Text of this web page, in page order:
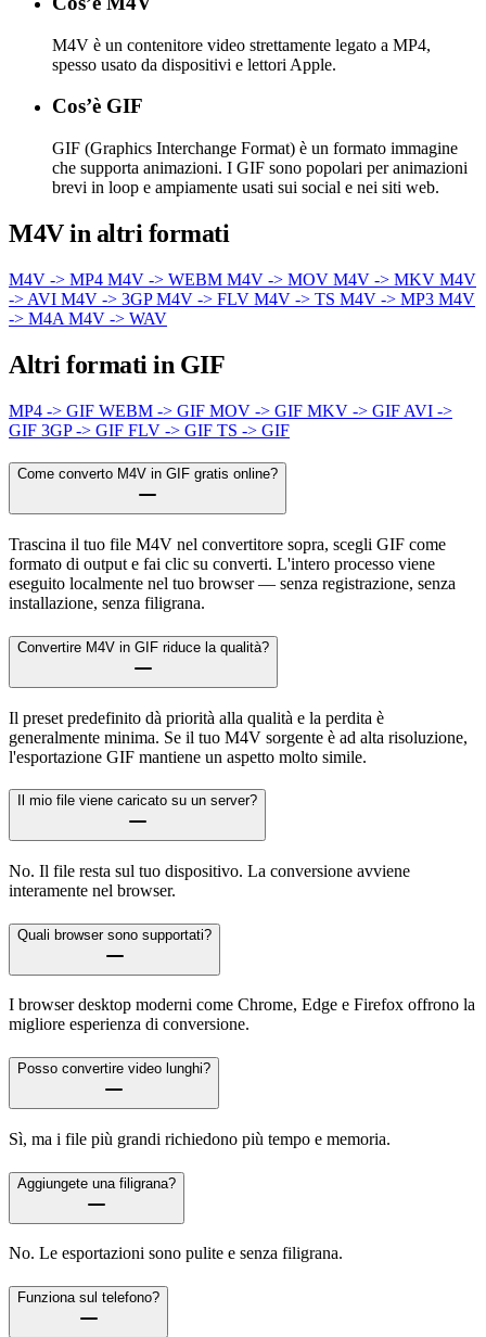
M4V è un contenitore video strettamente legato a MP4,
spesso usato da dispositivi e lettori Apple.
Cos’è GIF
GIF (Graphics Interchange Format) è un formato immagine
che supporta animazioni. I GIF sono popolari per animazioni
brevi in loop e ampiamente usati sui social e nei siti web.
M4V in altri formati
M4V -> MP4 M4V -> WEBM M4V -> MOV M4V -> MKV M4V
-> AVI M4V -> 3GPM4V -> FLV M4V -> TS M4V -> MP3 M4V
-> M4A M4V -> WAV
Altri formati in GIF
MP4 -> GIF WEBM -> GIF MOV -> GIF MKV -> GIF AVI ->
GIF 3GP -> GIF FLV -> GIF TS -> GIF
Come converto M4V in GIF gratis online?
Trascina il tuo file M4V nel convertitore sopra, scegli GIF come
formato di output e fai clic su converti. L'intero processo viene
eseguito localmente nel tuo browser — senza registrazione, senza
installazione, senza filigrana.
Convertire M4V in GIF riduce la qualità?
Il preset predefinito dà priorità alla qualità e la perdita è
generalmente minima. Se il tuo M4V sorgente è ad alta risoluzione,
l'esportazione GIF mantiene un aspetto molto simile.
Il mio file viene caricato su un server?
No. Il file resta sul tuo dispositivo. La conversione avviene
interamente nel browser.
Quali browser sono supportati?
I browser desktop moderni come Chrome, Edge e Firefox offrono la
migliore esperienza di conversione.
Posso convertire video lunghi?
Sì, ma i file più grandi richiedono più tempo e memoria.
Aggiungete una filigrana?
No. Le esportazioni sono pulite e senza filigrana.
Funziona sul telefono?